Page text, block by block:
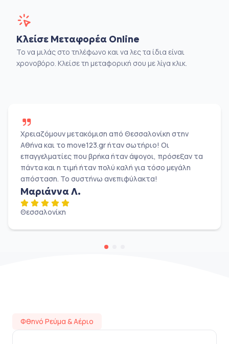
Κλείσε Μεταφορέα Online
Το να μιλάς στο τηλέφωνο και να λες τα ίδια είναι
χρονοβόρο. Κλείσε τη μεταφορική σου με λίγα κλικ.
Χρειαζόμουν μετακόμιση από Θεσσαλονίκη στην
Αθήνα και το move123.gr ήταν σωτήριο! Οι
επαγγελματίες που βρήκα ήταν άψογοι, πρόσεξαν τα
πάντα και η τιμή ήταν πολύ καλή για τόσο μεγάλη
απόσταση. Το συστήνω ανεπιφύλακτα!
Μαριάννα Λ.
Θεσσαλονίκη
Φθηνό Ρεύμα & Αέριο